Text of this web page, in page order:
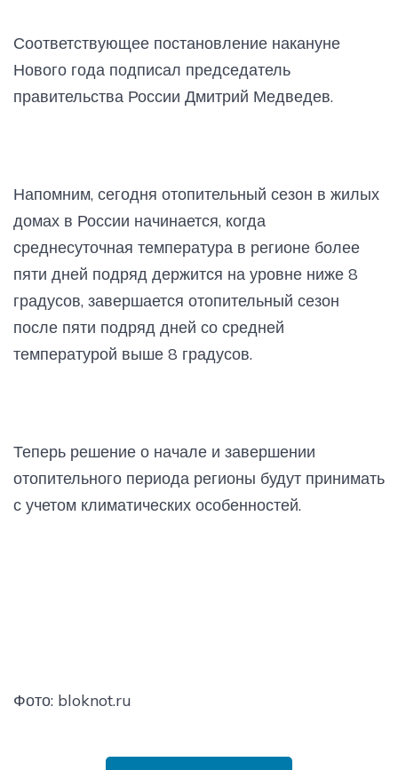
Соответствующее постановление накануне
Нового года подписал председатель
правительства России Дмитрий Медведев.
Напомним, сегодня отопительный сезон в жилых
домах в России начинается, когда
среднесуточная температура в регионе более
пяти дней подряд держится на уровне ниже 8
градусов, завершается отопительный сезон
после пяти подряд дней со средней
температурой выше 8 градусов.
Теперь решение о начале и завершении
отопительного периода регионы будут принимать
с учетом климатических особенностей.
Фото: bloknot.ru